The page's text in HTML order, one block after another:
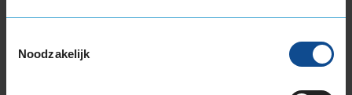
Noodzakelijk
225/50R17 98H EXTRALOAD RUNFLAT